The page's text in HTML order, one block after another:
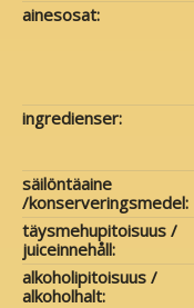
ainesosat:
ingredienser:
säilöntäaine
/konserveringsmedel:
täysmehupitoisuus /
juiceinnehåll:
alkoholipitoisuus /
alkoholhalt: